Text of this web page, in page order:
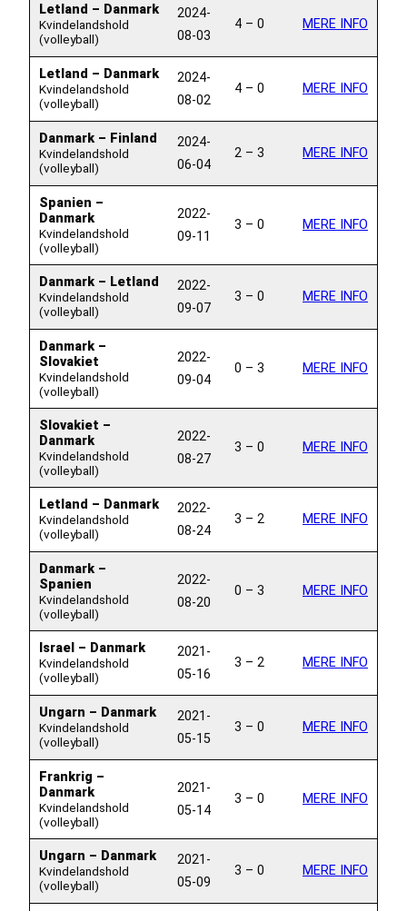
Letland – Danmark
Kvindelandshold
(volleyball)
2024-
08-03
4 – 0 MERE INFO
Letland – Danmark
Kvindelandshold
(volleyball)
2024-
08-02
4 – 0 MERE INFO
Danmark – Finland
Kvindelandshold
(volleyball)
2024-
06-04
2 – 3 MERE INFO
Spanien –
Danmark
Kvindelandshold
(volleyball)
2022-
09-11
3 – 0 MERE INFO
Danmark – Letland
Kvindelandshold
(volleyball)
2022-
09-07
3 – 0 MERE INFO
Danmark –
Slovakiet
Kvindelandshold
(volleyball)
2022-
09-04
0 – 3 MERE INFO
Slovakiet –
Danmark
Kvindelandshold
(volleyball)
2022-
08-27
3 – 0 MERE INFO
Letland – Danmark
Kvindelandshold
(volleyball)
2022-
08-24
3 – 2 MERE INFO
Danmark –
Spanien
Kvindelandshold
(volleyball)
2022-
08-20
0 – 3 MERE INFO
Israel – Danmark
Kvindelandshold
(volleyball)
2021-
05-16
3 – 2 MERE INFO
Ungarn – Danmark
Kvindelandshold
(volleyball)
2021-
05-15
3 – 0 MERE INFO
Frankrig –
Danmark
Kvindelandshold
(volleyball)
2021-
05-14
3 – 0 MERE INFO
Ungarn – Danmark
Kvindelandshold
(volleyball)
2021-
05-09
3 – 0 MERE INFO